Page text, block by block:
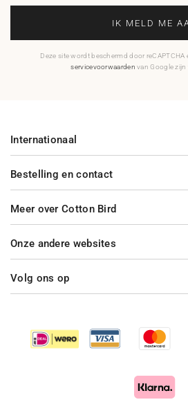
IK MELD ME
Deze site wordt beschermd door reCAPTCHA
servicevoorwaarden van Google zijn
Bestelling en contact
Meer over Cotton Bird
Internationaal
Onze andere websites
Volg ons op